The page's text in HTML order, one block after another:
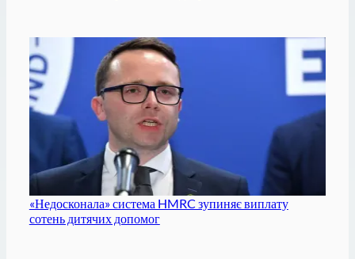
«Недосконала» система HMRC зупиняє виплату
сотень дитячих допомог